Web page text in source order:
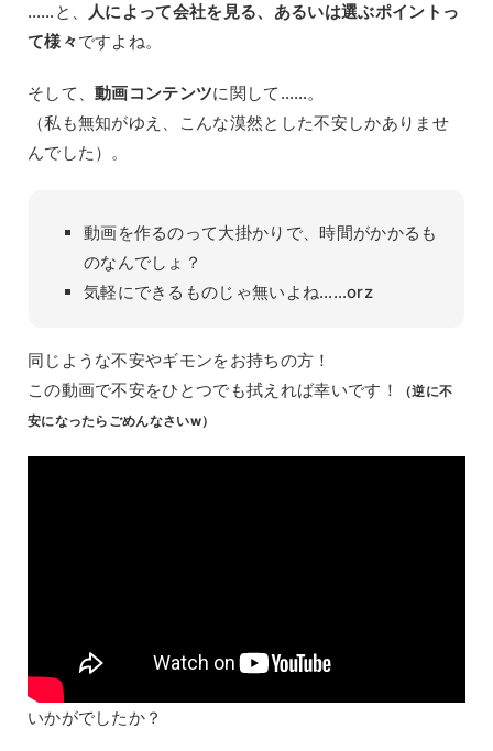
……と、 人によって会社を見る、あるいは選ぶポイントっ
て様々ですよね。
そして、動画コンテンツに関して……。
（私も無知がゆえ、こんな漠然とした不安しかありませ
んでした）。
動画を作るのって大掛かりで、時間がかかるも
のなんでしょ？
気軽にできるものじゃ無いよね……orz
同じような不安やギモンをお持ちの方！
この動画で不安をひとつでも拭えれば幸いです！
（逆に不
安になったらごめんなさいw）
いかがでしたか？